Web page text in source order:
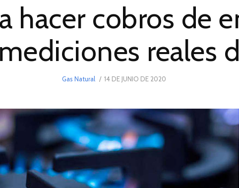
hacer cobros de
reales
Gas Natural
POSTED
14 DE JUNIO DE 2020
DE
2020